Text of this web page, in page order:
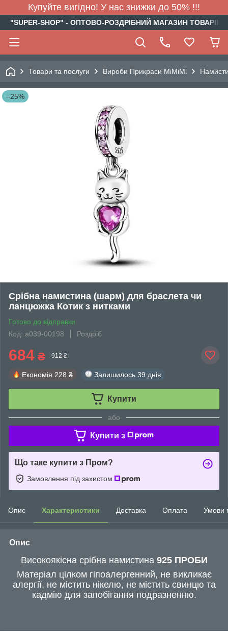
Купуйте вигідно! У нас знижки до 50% !!!
"SUPER-SHOP" - ОПТОВО-РОЗДРІБНИЙ МАГАЗИН
Товари та послуги Вироби Прикраси МіМіМі
–25%
Срібна намистина (шарм) для браслета чи
ланцюжка Котик з нитками
Готово до відправки
Код: а039-00198
Роздріб
684 ₴ 912 ₴
Економія 228 ₴ Залишилось 39 днів
Купити
або
Купити з
Що таке купити з Пром?
Замовлення під захистом
Опис Характеристики Доставка Оплата Умови
Опис
Високоякісна срібна намистина 925 ПРОБИ
Матеріал цілком гіпоалергенний, не викликає
алергії, не містить нікелю, не містить свинцю та
кадмію для запобігання подразненню.